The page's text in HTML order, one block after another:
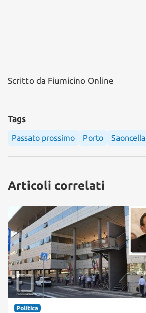
Scritto da Fiumicino Online
Tags
Passato prossimo Porto Saoncella
Articoli correlati
Politica